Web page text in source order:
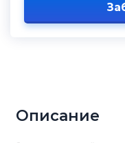
Описание